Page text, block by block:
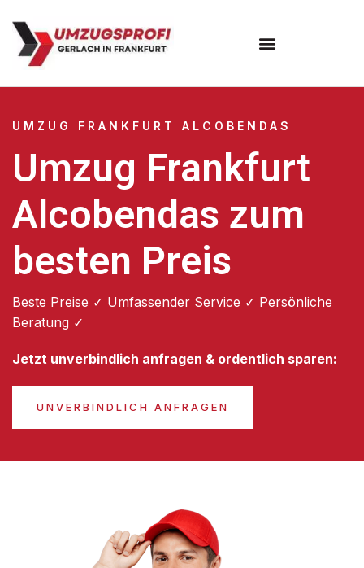
UMZUG FRANKFURT ALCOBENDAS
Umzug Frankfurt
Alcobendas zum
besten Preis
Beste Preise ✓ Umfassender Service ✓ Persönliche
Beratung ✓
Jetzt unverbindlich anfragen & ordentlich sparen:
UNVERBINDLICH ANFRAGEN